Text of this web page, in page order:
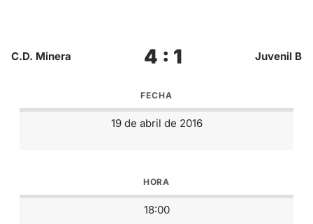
C.D. Minera 4 : 1 Juvenil B
FECHA
19 de abril de 2016
HORA
18:00